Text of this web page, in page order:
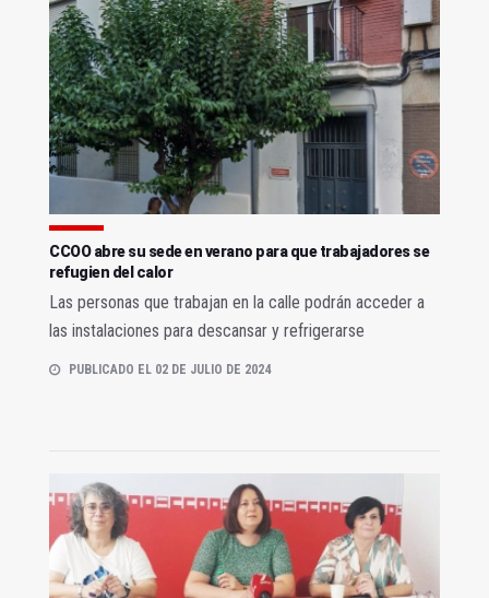
CCOO abre su sede en verano para que trabajadores se
refugien del calor
Las personas que trabajan en la calle podrán acceder a
las instalaciones para descansar y refrigerarse
PUBLICADO EL 02 DE JULIO DE 2024